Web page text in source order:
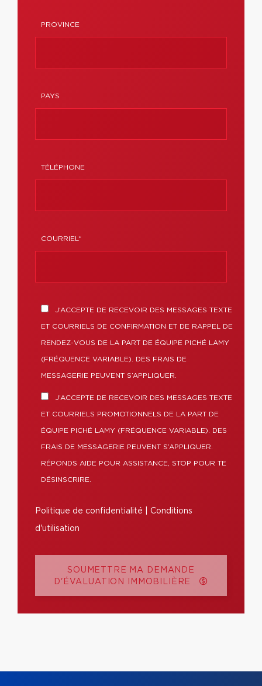
PROVINCE
PAYS
TÉLÉPHONE
COURRIEL*
J’ACCEPTE DE RECEVOIR DES MESSAGES TEXTE
ET COURRIELS DE CONFIRMATION ET DE RAPPEL DE
RENDEZ-VOUS DE LA PART DE ÉQUIPE PICHÉ LAMY
(FRÉQUENCE VARIABLE). DES FRAIS DE
MESSAGERIE PEUVENT S’APPLIQUER.
J’ACCEPTE DE RECEVOIR DES MESSAGES TEXTE
ET COURRIELS PROMOTIONNELS DE LA PART DE
ÉQUIPE PICHÉ LAMY (FRÉQUENCE VARIABLE). DES
FRAIS DE MESSAGERIE PEUVENT S’APPLIQUER.
RÉPONDS AIDE POUR ASSISTANCE, STOP POUR TE
DÉSINSCRIRE.
Politique de confidentialité Conditions
d'utilisation
SOUMETTRE MA DEMANDE
D'ÉVALUATION IMMOBILIÈRE